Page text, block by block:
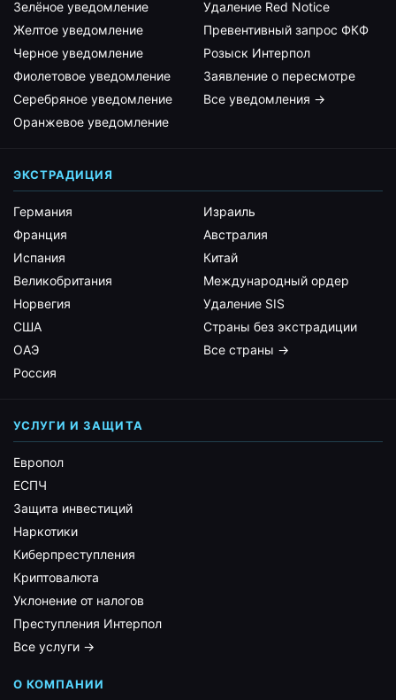
Зелёное уведомление
Желтое уведомление
Черное уведомление
Фиолетовое уведомление
Серебряное уведомление
Оранжевое уведомление
Удаление Red Notice
Превентивный запрос ФКФ
Розыск Интерпол
Заявление о пересмотре
Все уведомления →
ЭКСТРАДИЦИЯ
Германия
Франция
Испания
Великобритания
Норвегия
США
ОАЭ
Россия
Израиль
Австралия
Китай
Международный ордер
Удаление SIS
Страны без экстрадиции
Все страны →
УСЛУГИ И ЗАЩИТА
Европол
ЕСПЧ
Защита инвестиций
Наркотики
Киберпреступления
Криптовалюта
Уклонение от налогов
Преступления Интерпол
Все услуги →
О КОМПАНИИ